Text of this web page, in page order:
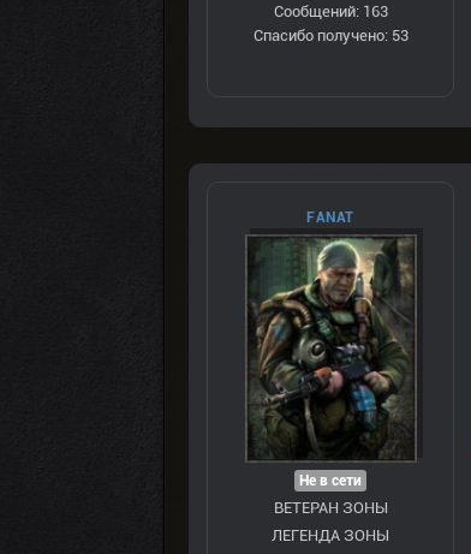
Сообщений: 163
Спасибо получено: 53
FANAT
Не в сети
ВЕТЕРАН ЗOНЫ
ЛЕГЕНДА ЗОНЫ